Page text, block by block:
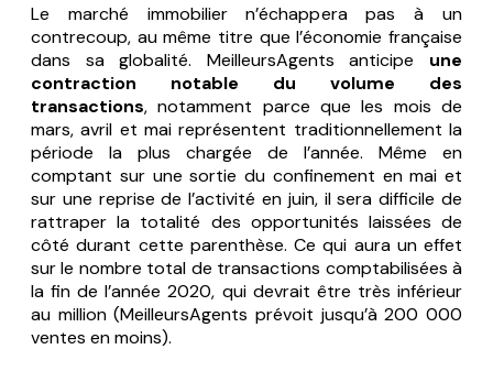
Le marché immobilier n’échappera pas à un
contrecoup, au même titre que l’économie française
dans sa globalité. MeilleursAgents anticipe une
contraction notable du volume des
transactions, notamment parce que les mois de
mars, avril et mai représentent traditionnellement la
période la plus chargée de l’année. Même en
comptant sur une sortie du confinement en mai et
sur une reprise de l’activité en juin, il sera difficile de
rattraper la totalité des opportunités laissées de
côté durant cette parenthèse. Ce qui aura un effet
sur le nombre total de transactions comptabilisées à
la fin de l’année 2020, qui devrait être très inférieur
au million (MeilleursAgents prévoit jusqu’à 200 000
ventes en moins).